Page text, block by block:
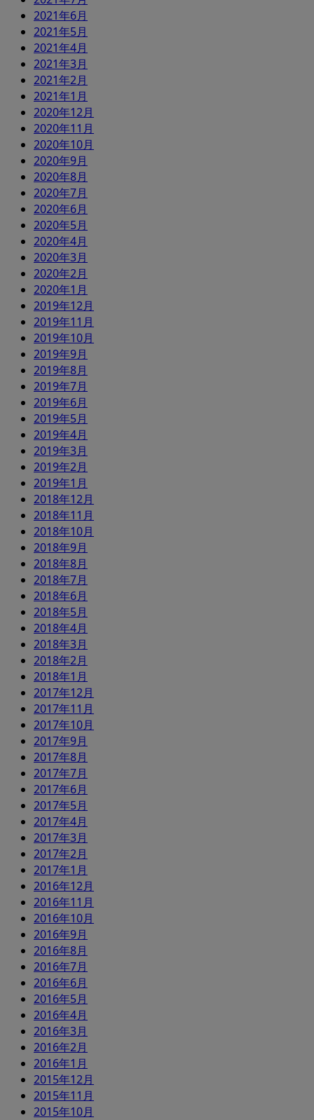
2021年6月
2021年5月
2021年4月
2021年3月
2021年2月
2021年1月
2020年12月
2020年11月
2020年10月
2020年9月
2020年8月
2020年7月
2020年6月
2020年5月
2020年4月
2020年3月
2020年2月
2020年1月
2019年12月
2019年11月
2019年10月
2019年9月
2019年8月
2019年7月
2019年6月
2019年5月
2019年4月
2019年3月
2019年2月
2019年1月
2018年12月
2018年11月
2018年10月
2018年9月
2018年8月
2018年7月
2018年6月
2018年5月
2018年4月
2018年3月
2018年2月
2018年1月
2017年12月
2017年11月
2017年10月
2017年9月
2017年8月
2017年7月
2017年6月
2017年5月
2017年4月
2017年3月
2017年2月
2017年1月
2016年12月
2016年11月
2016年10月
2016年9月
2016年8月
2016年7月
2016年6月
2016年5月
2016年4月
2016年3月
2016年2月
2016年1月
2015年12月
2015年11月
2015年10月